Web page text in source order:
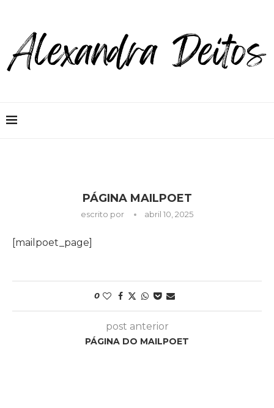
PÁGINA MAILPOET
escrito por abril 10, 2025
[mailpoet_page]
0
post anterior
PÁGINA DO MAILPOET